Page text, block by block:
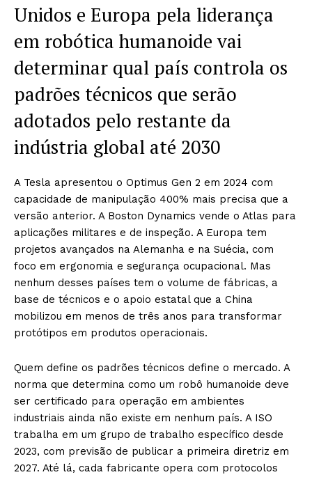
Unidos e Europa pela liderança
em robótica humanoide vai
determinar qual país controla os
padrões técnicos que serão
adotados pelo restante da
indústria global até 2030
A Tesla apresentou o Optimus Gen 2 em 2024 com
capacidade de manipulação 400% mais precisa que a
versão anterior. A Boston Dynamics vende o Atlas para
aplicações militares e de inspeção. A Europa tem
projetos avançados na Alemanha e na Suécia, com
foco em ergonomia e segurança ocupacional. Mas
nenhum desses países tem o volume de fábricas, a
base de técnicos e o apoio estatal que a China
mobilizou em menos de três anos para transformar
protótipos em produtos operacionais.
Quem define os padrões técnicos define o mercado. A
norma que determina como um robô humanoide deve
ser certificado para operação em ambientes
industriais ainda não existe em nenhum país. A ISO
trabalha em um grupo de trabalho específico desde
2023, com previsão de publicar a primeira diretriz em
2027. Até lá, cada fabricante opera com protocolos